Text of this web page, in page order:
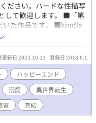
ださい。ハードな性描写
して歓迎します。 ■「第
いた作品です。 ■kindle
公開は終了しました。
3巻kindle出版中。
↑1巻。かなりの
↑2巻（番外編
↑3巻（番外編
か、amazonサイトにて
kindleは、スマホ、
更新日 2023.10.13 登録日 2018.6.1
ハッピーエンド
溺愛
異世界転生
質 完結